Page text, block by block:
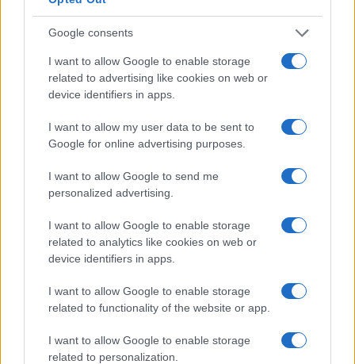
Google consents
I want to allow Google to enable storage
related to advertising like cookies on web or
device identifiers in apps.
I want to allow my user data to be sent to
Google for online advertising purposes.
I want to allow Google to send me
personalized advertising.
I want to allow Google to enable storage
related to analytics like cookies on web or
device identifiers in apps.
I want to allow Google to enable storage
related to functionality of the website or app.
I want to allow Google to enable storage
related to personalization.
alijázó érkezett Izraelbe